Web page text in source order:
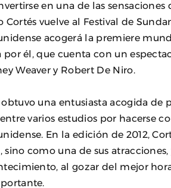
en una de las
Cortés vuelve al Festival de
acogerá la premiere
por él, que cuenta con un
Weaver y Robert De Niro.
obtuvo una entusiasta acogida de
varios estudios por hacerse
En la edición de 2012,
sino como una de sus atracciones,
al gozar del mejor